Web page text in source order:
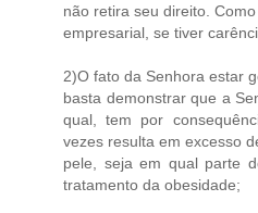
não retira seu direito.
empresarial, se tiver
2)O fato da Senhora estar
basta demonstrar que a
qual, tem por
vezes resulta em excesso
pele, seja em qual parte
tratamento da obesidade;